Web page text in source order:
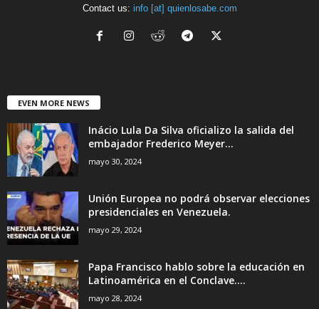
Contact us: info [at] quienlosabe.com
EVEN MORE NEWS
Inácio Lula Da Silva oficializo la salida del
embajador Frederico Meyer...
mayo 30, 2024
Unión Europea no podrá observar elecciones
presidenciales en Venezuela.
mayo 29, 2024
Papa Francisco hablo sobre la educación en
Latinoamérica en el Conclave....
mayo 28, 2024